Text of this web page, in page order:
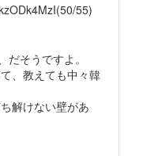
55)
だそうですよ。
、教えても中々韓
解けない壁があ